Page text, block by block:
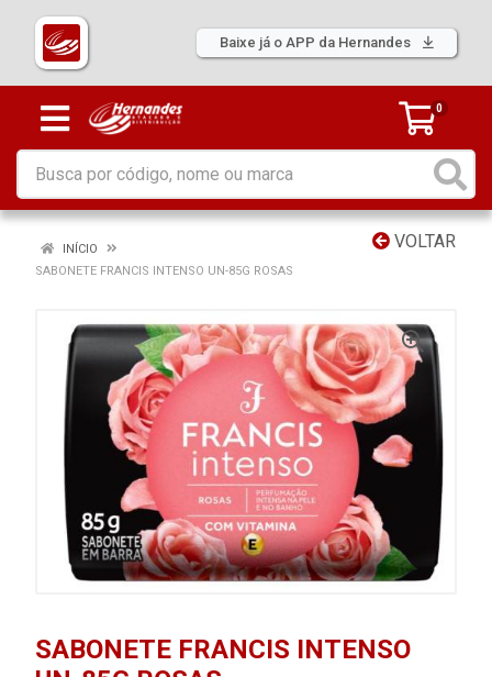
Baixe já o APP da Hernandes
0
VOLTAR
INÍCIO
SABONETE FRANCIS INTENSO UN-85G ROSAS
SABONETE FRANCIS INTENSO